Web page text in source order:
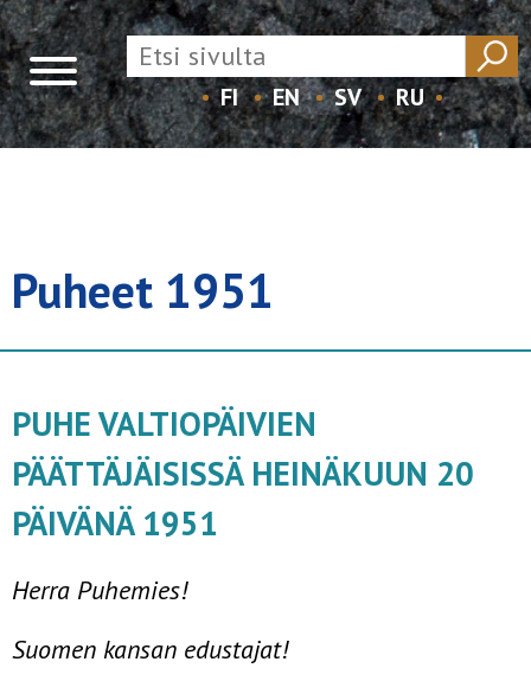
FI EN SV RU
Puheet 1951
PUHE VALTIOPÄIVIEN
PÄÄTTÄJÄISISSÄ HEINÄKUUN 20
PÄIVÄNÄ 1951
Herra Puhemies!
Suomen kansan edustajat!